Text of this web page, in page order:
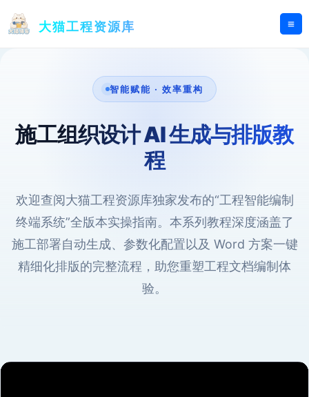
大猫工程资源库
智能赋能 · 效率重构
施工组织设计 AI 生成与排版教
程
欢迎查阅大猫工程资源库独家发布的“工程智能编制
终端系统”全版本实操指南。本系列教程深度涵盖了
施工部署自动生成、参数化配置以及 Word 方案一键
精细化排版的完整流程，助您重塑工程文档编制体
验。